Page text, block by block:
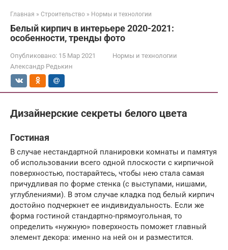
Главная » Строительство » Нормы и технологии
Белый кирпич в интерьере 2020-2021:
особенности, тренды фото
Опубликовано: 15 Мар 2021
Нормы и технологии
Александр Редькин
Дизайнерские секреты белого цвета
Гостиная
В случае нестандартной планировки комнаты и памятуя
об использовании всего одной плоскости с кирпичной
поверхностью, постарайтесь, чтобы нею стала самая
причудливая по форме стенка (с выступами, нишами,
углублениями). В этом случае кладка под белый кирпич
достойно подчеркнет ее индивидуальность. Если же
форма гостиной стандартно-прямоугольная, то
определить «нужную» поверхность поможет главный
элемент декора: именно на ней он и разместится.